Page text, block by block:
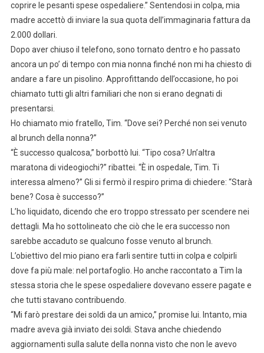
coprire le pesanti spese ospedaliere.” Sentendosi in colpa, mia
madre accettò di inviare la sua quota dell’immaginaria fattura da
2.000 dollari.
Dopo aver chiuso il telefono, sono tornato dentro e ho passato
ancora un po’ di tempo con mia nonna finché non mi ha chiesto di
andare a fare un pisolino. Approfittando dell’occasione, ho poi
chiamato tutti gli altri familiari che non si erano degnati di
presentarsi.
Ho chiamato mio fratello, Tim. “Dove sei? Perché non sei venuto
al brunch della nonna?”
“È successo qualcosa,” borbottò lui. “Tipo cosa? Un’altra
maratona di videogiochi?” ribattei. “È in ospedale, Tim. Ti
interessa almeno?” Gli si fermò il respiro prima di chiedere: “Starà
bene? Cosa è successo?”
L’ho liquidato, dicendo che ero troppo stressato per scendere nei
dettagli. Ma ho sottolineato che ciò che le era successo non
sarebbe accaduto se qualcuno fosse venuto al brunch.
L’obiettivo del mio piano era farli sentire tutti in colpa e colpirli
dove fa più male: nel portafoglio. Ho anche raccontato a Tim la
stessa storia che le spese ospedaliere dovevano essere pagate e
che tutti stavano contribuendo.
“Mi farò prestare dei soldi da un amico,” promise lui. Intanto, mia
madre aveva già inviato dei soldi. Stava anche chiedendo
aggiornamenti sulla salute della nonna visto che non le avevo